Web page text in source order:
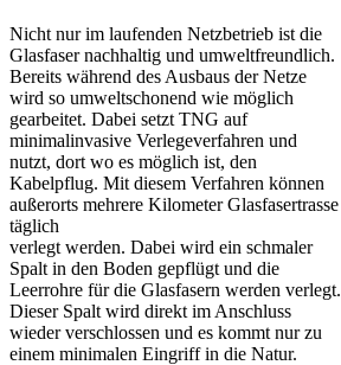
Nicht nur im laufenden Netzbetrieb ist die
Glasfaser nachhaltig und umweltfreundlich.
Bereits während des Ausbaus der Netze
wird so umweltschonend wie möglich
gearbeitet. Dabei setzt TNG auf
minimalinvasive Verlegeverfahren und
nutzt, dort wo es möglich ist, den
Kabelpflug. Mit diesem Verfahren können
außerorts mehrere Kilometer Glasfasertrasse
täglich
verlegt werden. Dabei wird ein schmaler
Spalt in den Boden gepflügt und die
Leerrohre für die Glasfasern werden verlegt.
Dieser Spalt wird direkt im Anschluss
wieder verschlossen und es kommt nur zu
einem minimalen Eingriff in die Natur.